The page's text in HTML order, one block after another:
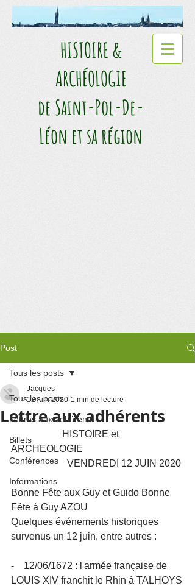
HISTOIRE &
ARCHÉOLOGIE​
de Saint-Pol-De-
Léon et sa région
Post
Tous les posts
Lettres aux adhérents
Billets
Conférences
Informations
Tous les posts
Lettre aux adhérents
Jacques
12 juin 2020 1 min de lecture
ARCHEOLOGIE
                       VENDREDI 12 JUIN 2020
Bonne Fête aux Guy et Guido Bonne
Fête à Guy AZOU
Quelques événements historiques
survenus un 12 juin, entre autres :
-    12/06/1672 : l'armée française de
LOUIS XIV franchit le Rhin à TALHOYS